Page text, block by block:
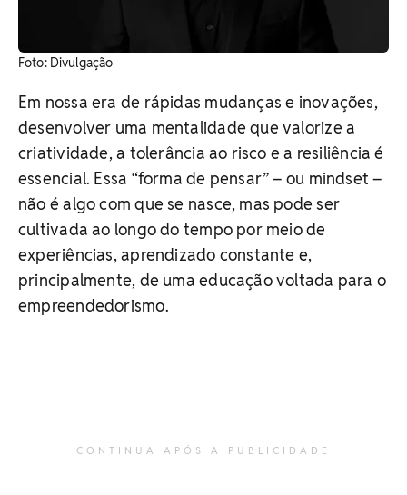
​Foto: Divulgação
Em nossa era de rápidas mudanças e inovações,
desenvolver uma mentalidade que valorize a
criatividade, a tolerância ao risco e a resiliência é
essencial. Essa “forma de pensar” – ou mindset –
não é algo com que se nasce, mas pode ser
cultivada ao longo do tempo por meio de
experiências, aprendizado constante e,
principalmente, de uma educação voltada para o
empreendedorismo.
CONTINUA APÓS A PUBLICIDADE